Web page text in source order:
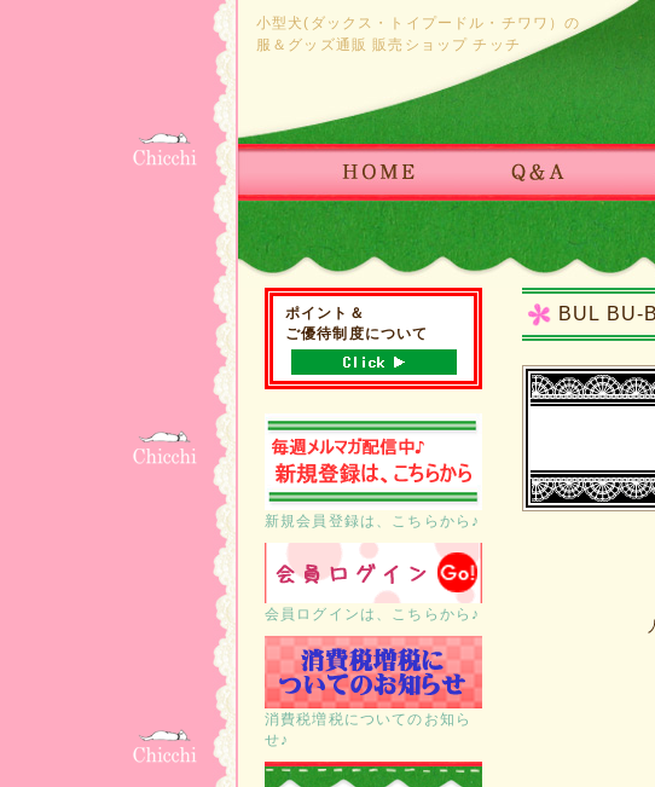
小型犬(ダックス・トイプードル・チワワ）の
服＆グッズ通販 販売ショップ チッチ
ポイント＆
ご優待制度について
新規会員登録は、こちらから♪
会員ログインは、こちらから♪
消費税増税についてのお知ら
せ♪
BUL BU-